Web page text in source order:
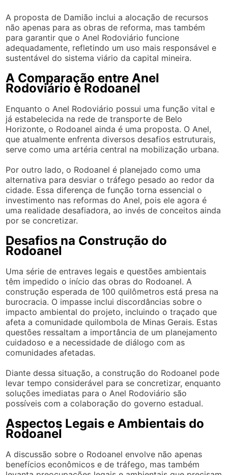
A proposta de Damião inclui a alocação de recursos
não apenas para as obras de reforma, mas também
para garantir que o Anel Rodoviário funcione
adequadamente, refletindo um uso mais responsável e
sustentável do sistema viário da capital mineira.
A Comparação entre Anel
Rodoviário e Rodoanel
Enquanto o Anel Rodoviário possui uma função vital e
já estabelecida na rede de transporte de Belo
Horizonte, o Rodoanel ainda é uma proposta. O Anel,
que atualmente enfrenta diversos desafios estruturais,
serve como uma artéria central na mobilização urbana.
Por outro lado, o Rodoanel é planejado como uma
alternativa para desviar o tráfego pesado ao redor da
cidade. Essa diferença de função torna essencial o
investimento nas reformas do Anel, pois ele agora é
uma realidade desafiadora, ao invés de conceitos ainda
por se concretizar.
Desafios na Construção do
Rodoanel
Uma série de entraves legais e questões ambientais
têm impedido o início das obras do Rodoanel. A
construção esperada de 100 quilômetros está presa na
burocracia. O impasse inclui discordâncias sobre o
impacto ambiental do projeto, incluindo o traçado que
afeta a comunidade quilombola de Minas Gerais. Estas
questões ressaltam a importância de um planejamento
cuidadoso e a necessidade de diálogo com as
comunidades afetadas.
Diante dessa situação, a construção do Rodoanel pode
levar tempo considerável para se concretizar, enquanto
soluções imediatas para o Anel Rodoviário são
possíveis com a colaboração do governo estadual.
Aspectos Legais e Ambientais do
Rodoanel
A discussão sobre o Rodoanel envolve não apenas
benefícios econômicos e de tráfego, mas também